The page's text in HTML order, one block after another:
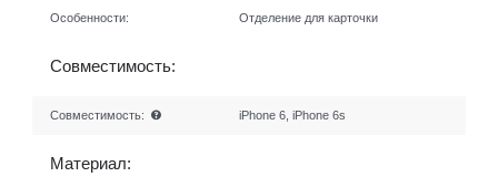
Особенности: Отделение для карточки
Совместимость:
Совместимость: iPhone 6, iPhone 6s
Материал: